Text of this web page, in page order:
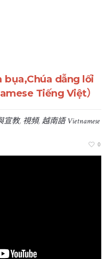
bụa,Chúa dẫng lối
Tiếng Việt）
宣教, 視頻,越南語 Vietnamese
0